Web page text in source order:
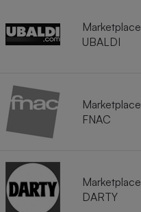
Marketplace
UBALDI
Marketplace
FNAC
Marketplace
DARTY